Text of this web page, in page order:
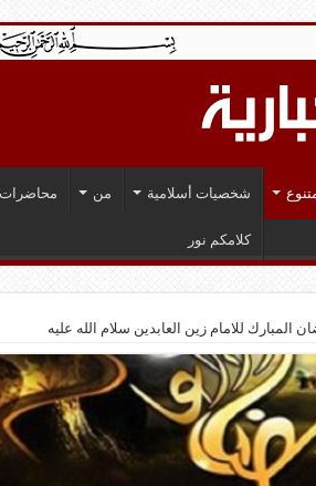
شخصيات أسلامية من محاضرات
كلامكم نور
للامام زين العابدين سلام الله عليه